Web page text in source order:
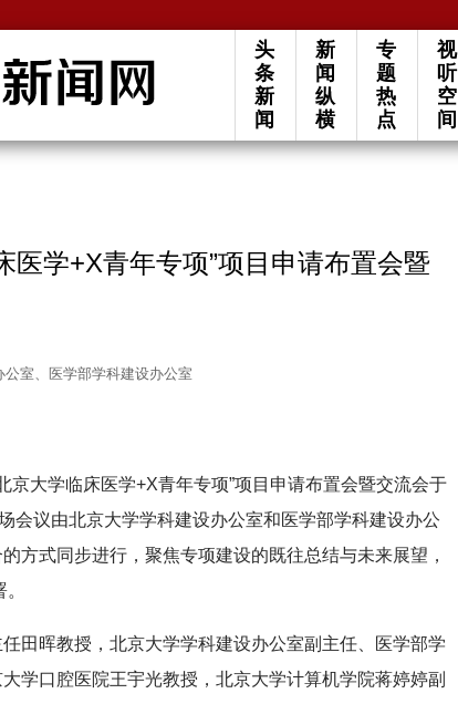
头
条
新
闻
新
闻
纵
横
专
题
热
点
视
听
空
间
医学+X青年专项”项目申请布置会暨
室、医学部学科建设办公室
京大学临床医学+X青年专项”项目申请布置会暨交流会于
会议由北京大学学科建设办公室和医学部学科建设办公
方式同步进行，聚焦专项建设的既往总结与未来展望，
田晖教授，北京大学学科建设办公室副主任、医学部学
学口腔医院王宇光教授，北京大学计算机学院蒋婷婷副